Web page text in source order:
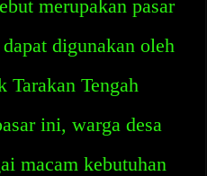
merupakan pasar
digunakan oleh
Tarakan Tengah
ini, warga desa
macam kebutuhan